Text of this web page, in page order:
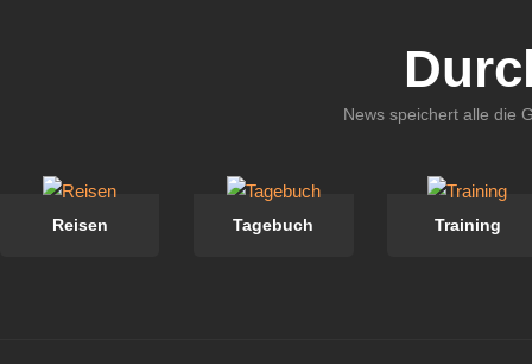
News speichert alle die
Reisen Tagebuch Training